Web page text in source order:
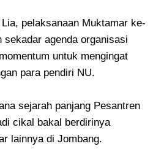
pelaksanaan Muktamar ke-
sekadar agenda organisasi
untuk mengingat
para pendiri NU.
sejarah panjang Pesantren
cikal bakal berdirinya
lainnya di Jombang.